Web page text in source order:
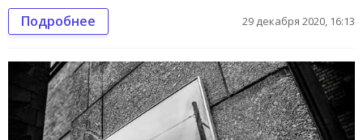
Подробнее 29 декабря 2020, 16:13